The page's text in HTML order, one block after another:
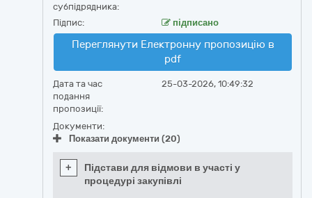
субпідрядника:
Підпис: підписано
Переглянути Електронну пропозицію в
pdf
Дата та час
подання
пропозиції:
25-03-2026, 10:49:32
Документи:
Показати документи (20)
+
Підстави для відмови в участі у
процедурі закупівлі